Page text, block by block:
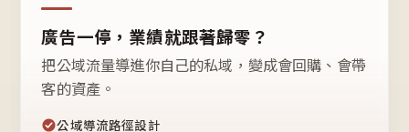
廣告一停，業績就跟著歸零？
把公域流量導進你自己的私域，變成會回購、會帶
客的資產。
公域導流路徑設計